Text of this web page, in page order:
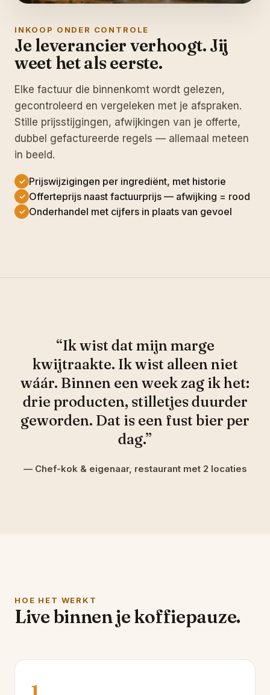
INKOOP ONDER CONTROLE
Je leverancier verhoogt. Jij
weet het als eerste.
Elke factuur die binnenkomt wordt gelezen,
gecontroleerd en vergeleken met je afspraken.
Stille prijsstijgingen, afwijkingen van je offerte,
dubbel gefactureerde regels — allemaal meteen
in beeld.
✓ Prijswijzigingen per ingrediënt, met historie
✓ Offerteprijs naast factuurprijs — afwijking = rood
✓ Onderhandel met cijfers in plaats van gevoel
“Ik wist dat mijn marge
kwijtraakte. Ik wist alleen niet
wáár. Binnen een week zag ik het:
drie producten, stilletjes duurder
geworden. Dat is een fust bier per
dag.”
— Chef-kok & eigenaar, restaurant met 2 locaties
HOE HET WERKT
Live binnen je koffiepauze.